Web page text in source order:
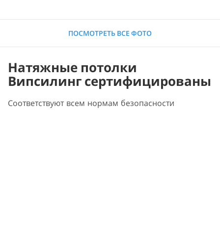
ПОСМОТРЕТЬ ВСЕ ФОТО
Натяжные потолки
Випсилинг сертифицированы
Соответствуют всем нормам безопасности